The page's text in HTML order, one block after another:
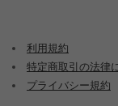
利用規約
特定商取引の法律
プライバシー規約